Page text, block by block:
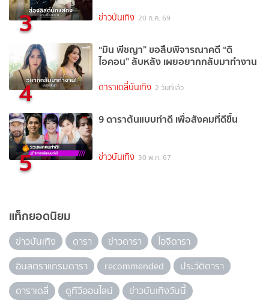
3 ข่าวบันเทิง 20 ก.ค. 69
4
“มิน พีชญา” ขอสืบพิจารณาคดี “ดิ
ไอคอน” ลับหลัง เผยอยากกลับมาทำงาน
ดาราเดลี่บันเทิง 2 วันที่แล้ว
5
9 ดาราต้นแบบทำดี เพื่อสังคมที่ดีขึ้น
ข่าวบันเทิง 30 พ.ค. 67
แท็กยอดนิยม
ข่าวบันเทิง ดารา ข่าวดารา
ไอจีดารา
อินสตราแกรมดารา
recommended
ประวัติดารา
ดาราเดลี่
ดูทีวีออนไลน์ ข่าวบันเทิงวันนี้